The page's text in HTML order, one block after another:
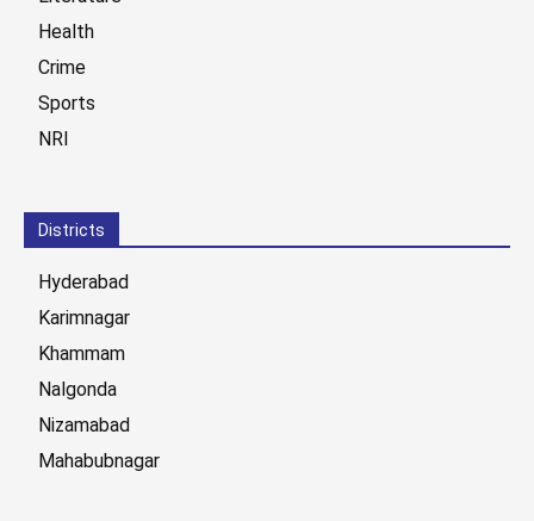
Health
Crime
Sports
NRI
Districts
Hyderabad
Karimnagar
Khammam
Nalgonda
Nizamabad
Mahabubnagar